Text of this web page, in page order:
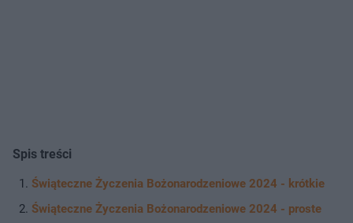
Spis treści
Świąteczne Życzenia Bożonarodzeniowe 2024 - krótkie
Świąteczne Życzenia Bożonarodzeniowe 2024 - proste